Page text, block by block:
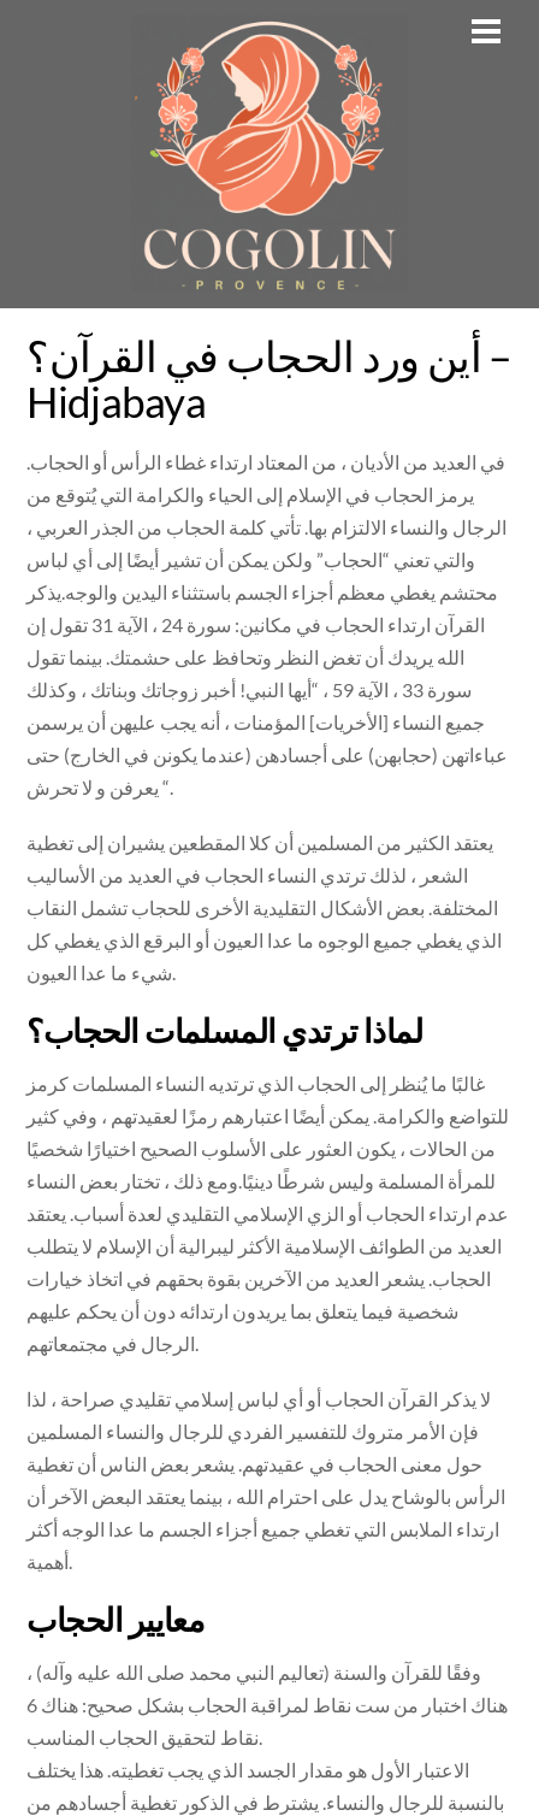
أين ورد الحجاب في القرآن؟ –
Hidjabaya
في العديد من الأديان ، من المعتاد ارتداء غطاء الرأس أو الحجاب.
يرمز الحجاب في الإسلام إلى الحياء والكرامة التي يُتوقع من
الرجال والنساء الالتزام بها. تأتي كلمة الحجاب من الجذر العربي ،
والتي تعني “الحجاب” ولكن يمكن أن تشير أيضًا إلى أي لباس
محتشم يغطي معظم أجزاء الجسم باستثناء اليدين والوجه.يذكر
القرآن ارتداء الحجاب في مكانين: سورة 24 ، الآية 31 تقول إن
الله يريدك أن تغض النظر وتحافظ على حشمتك. بينما تقول
سورة 33 ، الآية 59 ، “أيها النبي! أخبر زوجاتك وبناتك ، وكذلك
جميع النساء [الأخريات] المؤمنات ، أنه يجب عليهن أن يرسمن
عباءاتهن (حجابهن) على أجسادهن (عندما يكونن في الخارج) حتى
يعرفن و لا تحرش “.
يعتقد الكثير من المسلمين أن كلا المقطعين يشيران إلى تغطية
الشعر ، لذلك ترتدي النساء الحجاب في العديد من الأساليب
المختلفة. بعض الأشكال التقليدية الأخرى للحجاب تشمل النقاب
الذي يغطي جميع الوجوه ما عدا العيون أو البرقع الذي يغطي كل
شيء ما عدا العيون.
لماذا ترتدي المسلمات الحجاب؟
غالبًا ما يُنظر إلى الحجاب الذي ترتديه النساء المسلمات كرمز
للتواضع والكرامة. يمكن أيضًا اعتبارهم رمزًا لعقيدتهم ، وفي كثير
من الحالات ، يكون العثور على الأسلوب الصحيح اختيارًا شخصيًا
للمرأة المسلمة وليس شرطًا دينيًا.ومع ذلك ، تختار بعض النساء
عدم ارتداء الحجاب أو الزي الإسلامي التقليدي لعدة أسباب. يعتقد
العديد من الطوائف الإسلامية الأكثر ليبرالية أن الإسلام لا يتطلب
الحجاب. يشعر العديد من الآخرين بقوة بحقهم في اتخاذ خيارات
شخصية فيما يتعلق بما يريدون ارتدائه دون أن يحكم عليهم
لا يذكر القرآن الحجاب أو أي لباس إسلامي تقليدي صراحة ، لذا
فإن الأمر متروك للتفسير الفردي للرجال والنساء المسلمين
حول معنى الحجاب في عقيدتهم. يشعر بعض الناس أن تغطية
الرأس بالوشاح يدل على احترام الله ، بينما يعتقد البعض الآخر أن
ارتداء الملابس التي تغطي جميع أجزاء الجسم ما عدا الوجه أكثر
أهمية.
معايير الحجاب
وفقًا للقرآن والسنة (تعاليم النبي محمد صلى الله عليه وآله) ،
هناك اختبار من ست نقاط لمراقبة الحجاب بشكل صحيح: هناك 6
الاعتبار الأول هو مقدار الجسد الذي يجب تغطيته. هذا يختلف
بالنسبة للرجال والنساء. يشترط في الذكور تغطية أجسادهم من